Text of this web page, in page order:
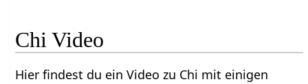
Chi Video
Hier findest du ein Video zu Chi mit einigen